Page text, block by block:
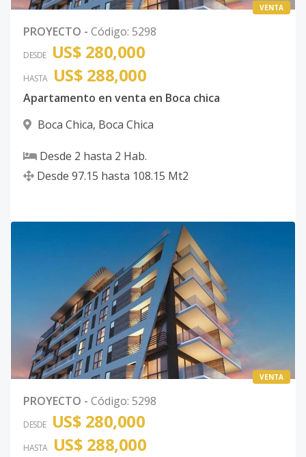
VENTA
PROYECTO - Código: 5298
DESDE US$ 280,000
HASTA US$ 288,000
Apartamento en venta en Boca chica
Boca Chica, Boca Chica
Desde 2 hasta 2 Hab.
Desde 97.15 hasta 108.15 Mt2
VENTA
PROYECTO - Código: 5298
DESDE US$ 280,000
HASTA US$ 288,000